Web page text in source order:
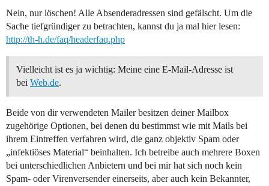
Nein, nur löschen! Alle Absenderadressen sind gefälscht. Um die
Sache tiefgründiger zu betrachten, kannst du ja mal hier lesen:
http://th-h.de/faq/headerfaq.php
Vielleicht ist es ja wichtig: Meine eine E-Mail-Adresse ist
bei Web.de.
Beide von dir verwendeten Mailer besitzen deiner Mailbox
zugehörige Optionen, bei denen du bestimmst wie mit Mails bei
ihrem Eintreffen verfahren wird, die ganz objektiv Spam oder
„infektiöses Material“ beinhalten. Ich betreibe auch mehrere Boxen
bei unterschiedlichen Anbietern und bei mir hat sich noch kein
Spam- oder Virenversender einerseits, aber auch kein Bekannter,